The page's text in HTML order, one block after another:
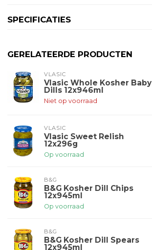
SPECIFICATIES
GERELATEERDE PRODUCTEN
VLASIC
Vlasic Whole Kosher Baby
Dills 12x946ml
Niet op voorraad
VLASIC
Vlasic Sweet Relish
12x296g
Op voorraad
B&G
B&G Kosher Dill Chips
12x945ml
Op voorraad
B&G
B&G Kosher Dill Spears
12x945ml